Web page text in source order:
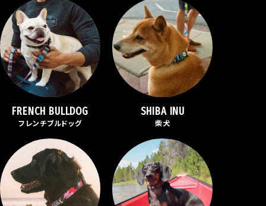
FRENCH BULLDOG
フレンチブルドッグ
SHIBA INU
柴犬